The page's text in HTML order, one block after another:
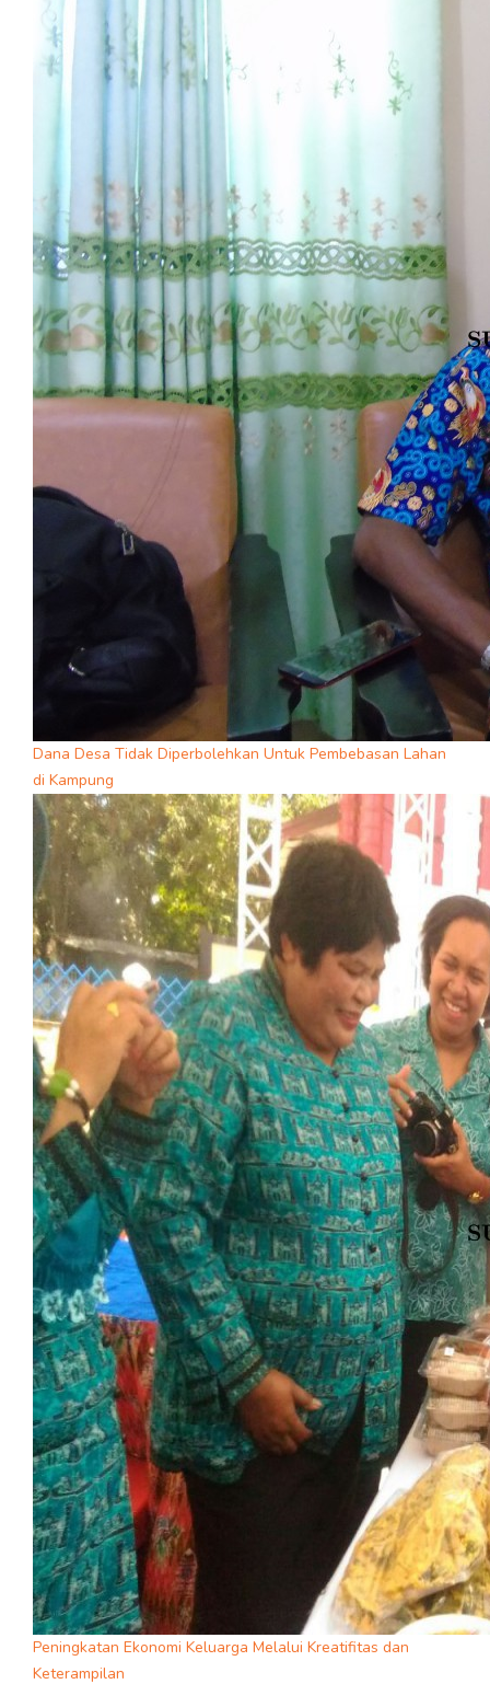
Dana Desa Tidak Diperbolehkan Untuk Pembebasan Lahan
di Kampung
Peningkatan Ekonomi Keluarga Melalui Kreatifitas dan
Keterampilan